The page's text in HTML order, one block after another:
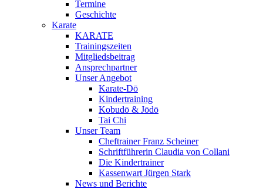
Termine
Geschichte
Karate
KARATE
Trainingszeiten
Mitgliedsbeitrag
Ansprechpartner
Unser Angebot
Karate-Dō
Kindertraining
Kobudō & Jōdō
Tai Chi
Unser Team
Cheftrainer Franz Scheiner
Schriftführerin Claudia von Collani
Die Kindertrainer
Kassenwart Jürgen Stark
News und Berichte